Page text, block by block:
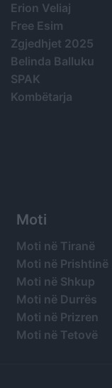
Erion Veliaj
Free Esim
Zgjedhjet 2025
Belinda Balluku
SPAK
Kombëtarja
Moti
Moti në Tiranë
Moti në Prishtinë
Moti në Shkup
Moti në Durrës
Moti në Prizren
Moti në Tetovë